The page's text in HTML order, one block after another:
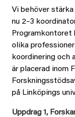
Vi behöver
nu 2–3
Programkontoret
olika
koordinering och
är placerad inom
på Linköpings
Uppdrag 1,